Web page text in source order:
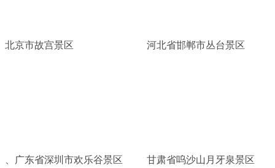
北京市故宫景区 河北省邯郸市丛台景区
、广东省深圳市欢乐谷景区 甘肃省呜沙山月牙泉景区